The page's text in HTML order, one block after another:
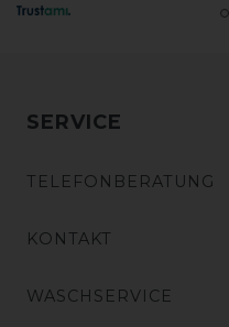
SERVICE
TELEFONBERATUNG
KONTAKT
WASCHSERVICE